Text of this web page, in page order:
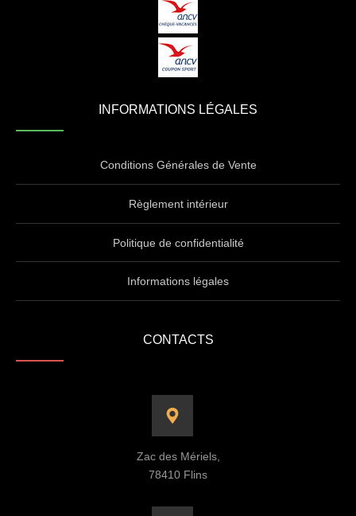
INFORMATIONS LÉGALES
Conditions Générales de Vente
Règlement intérieur
Politique de confidentialité
Informations légales
CONTACTS
Zac des Mériels,
78410 Flins